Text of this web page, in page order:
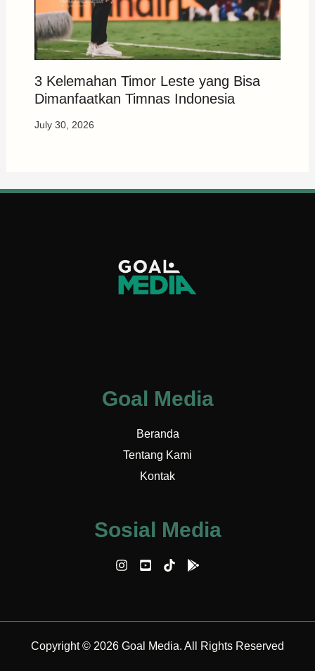
3 Kelemahan Timor Leste yang Bisa
Dimanfaatkan Timnas Indonesia
July 30, 2026
Goal Media
Beranda
Tentang Kami
Kontak
Sosial Media
Copyright © 2026 Goal Media. All Rights Reserved